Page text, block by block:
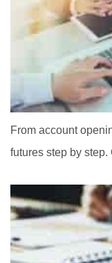
From account
futures step by